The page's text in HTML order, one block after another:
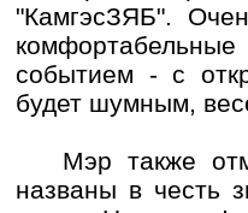
"КамгэсЗЯБ".
событием - с
будет шумным,
Мэр также
названы в честь